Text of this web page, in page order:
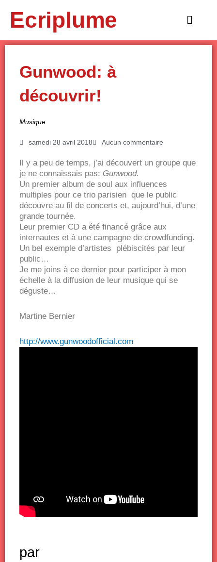
contenuEcriplume
Main
Gunwood: à
découvrir!
Musique
samedi 28 avril 2018 Aucun commentaire
Il y a peu de temps, j’ai découvert un groupe que
je ne connaissais pas: Gunwood.
Un premier album de soul aux influences
multiples pour ce trio parisien que le public
découvre au fil de concerts et, aujourd’hui, d’une
grande tournée.
Leur premier CD a été financé grâce aux
internautes et à une campagne de crowdfunding.
Un bel exemple d’artistes plébiscités par leur
public…
Je me joins à ce dernier pour participer à mon
échelle à la diffusion de leur musique qui se
déguste…
Martine Bernier
http://www.gunwoodofficial.com
par